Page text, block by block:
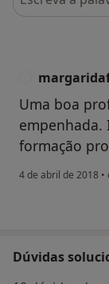
Uma boa
empenhada.
formação
4 de abril de 2018 •
Dúvidas